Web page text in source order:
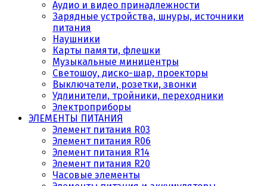
Аудио и видео принадлежности
Зарядные устройства, шнуры, источники
питания
Наушники
Карты памяти, флешки
Музыкальные миницентры
Светошоу, диско-шар, проекторы
Выключатели, розетки, звонки
Удлинители, тройники, переходники
Электроприборы
ЭЛЕМЕНТЫ ПИТАНИЯ
Элемент питания R03
Элемент питания R06
Элемент питания R14
Элемент питания R20
Часовые элементы